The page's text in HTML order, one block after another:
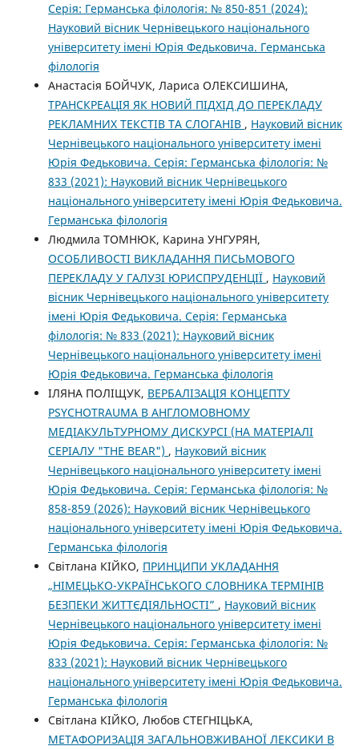
Серія: Германська філологія: № 850-851 (2024):
Науковий вісник Чернівецького національного
університету імені Юрія Федьковича. Германська
філологія
Анастасія БОЙЧУК, Лариса ОЛЕКСИШИНА,
ТРАНСКРЕАЦІЯ ЯК НОВИЙ ПІДХІД ДО ПЕРЕКЛАДУ
РЕКЛАМНИХ ТЕКСТІВ ТА СЛОГАНІВ , Науковий вісник
Чернівецького національного університету імені
Юрія Федьковича. Серія: Германська філологія: №
833 (2021): Науковий вісник Чернівецького
національного університету імені Юрія Федьковича.
Германська філологія
Людмила ТОМНЮК, Карина УНГУРЯН,
ОСОБЛИВОСТІ ВИКЛАДАННЯ ПИСЬМОВОГО
ПЕРЕКЛАДУ У ГАЛУЗІ ЮРИСПРУДЕНЦІЇ , Науковий
вісник Чернівецького національного університету
імені Юрія Федьковича. Серія: Германська
філологія: № 833 (2021): Науковий вісник
Чернівецького національного університету імені
Юрія Федьковича. Германська філологія
ІЛЯНА ПОЛІЩУК, ВЕРБАЛІЗАЦІЯ КОНЦЕПТУ
PSYCHOTRAUMA В АНГЛОМОВНОМУ
МЕДІАКУЛЬТУРНОМУ ДИСКУРСІ (НА МАТЕРІАЛІ
СЕРІАЛУ "THE BEAR") , Науковий вісник
Чернівецького національного університету імені
Юрія Федьковича. Серія: Германська філологія: №
858-859 (2026): Науковий вісник Чернівецького
національного університету імені Юрія Федьковича.
Германська філологія
Світлана КІЙКО, ПРИНЦИПИ УКЛАДАННЯ
„НІМЕЦЬКО-УКРАЇНСЬКОГО СЛОВНИКА ТЕРМІНІВ
БЕЗПЕКИ ЖИТТЄДІЯЛЬНОСТІ” , Науковий вісник
Чернівецького національного університету імені
Юрія Федьковича. Серія: Германська філологія: №
833 (2021): Науковий вісник Чернівецького
національного університету імені Юрія Федьковича.
Германська філологія
Світлана КІЙКО, Любов СТЕГНІЦЬКА,
МЕТАФОРИЗАЦІЯ ЗАГАЛЬНОВЖИВАНОЇ ЛЕКСИКИ В